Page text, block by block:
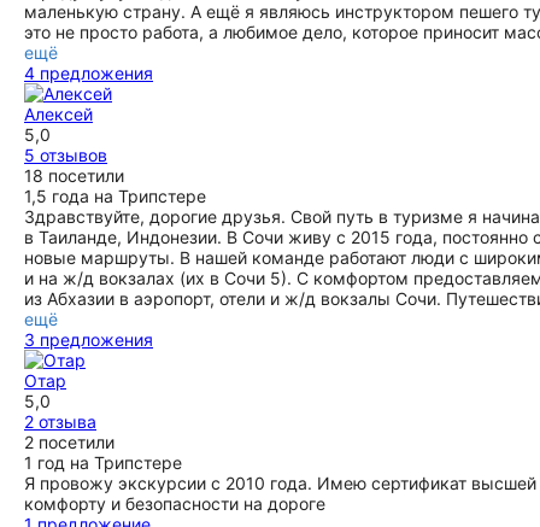
маленькую страну. А ещё я являюсь инструктором пешего
это не просто работа, а любимое дело, которое приносит
ещё
4 предложения
Алексей
5,0
5 отзывов
18 посетили
1,5 года на Трипстере
Здравствуйте, дорогие друзья. Свой путь в туризме я
в Таиланде, Индонезии. В Сочи живу с 2015 года,
новые маршруты. В нашей команде работают люди с
и на ж/д вокзалах (их в Сочи 5). С комфортом
из Абхазии в аэропорт, отели и ж/д вокзалы Сочи.
ещё
3 предложения
Отар
5,0
2 отзыва
2 посетили
1 год на Трипстере
Я провожу экскурсии с 2010 года. Имею сертификат
комфорту и безопасности на дороге